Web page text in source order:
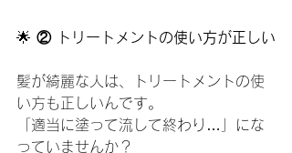
🌟 ② トリートメントの使い方が正しい
髪が綺麗な人は、トリートメントの使
い方も正しいんです。
「適当に塗って流して終わり…」にな
っていませんか？